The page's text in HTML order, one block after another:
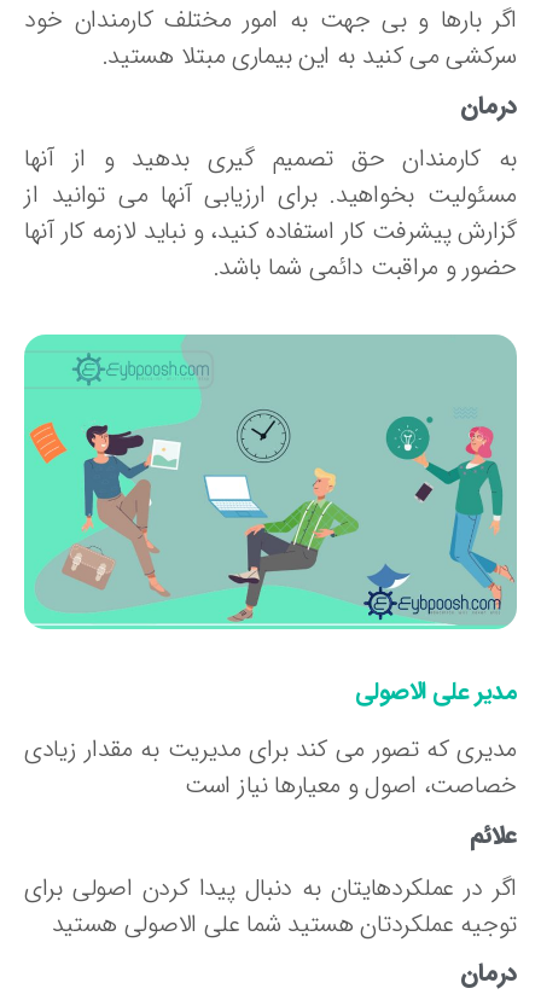
بارها و بی جهت به امور مختلف کارمندان خود
می کنید به این بیماری مبتلا هستید.
کارمندان حق تصمیم گیری بدهید و از آنها
بخواهید. برای ارزیابی آنها می توانید از
پیشرفت کار استفاده کنید، و نباید لازمه کار آنها
و مراقبت دائمی شما باشد.
علی الاصولی
که تصور می کند برای مدیریت به مقدار زیادی
اصول و معیارها نیاز است
در عملکردهایتان به دنبال پیدا کردن اصولی برای
عملکردتان هستید شما علی الاصولی هستید